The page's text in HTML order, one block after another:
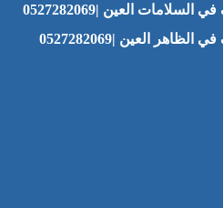
العين |0527282069
العين |0527282069